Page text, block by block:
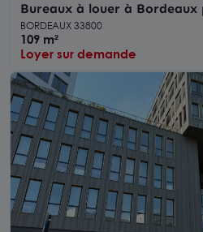
Bureaux à louer à
large façade boulevard des
BORDEAUX 33800
109 m²
Loyer sur demande